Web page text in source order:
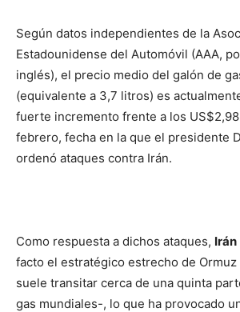
Según datos independientes de la
Estadounidense del Automóvil (AAA,
inglés), el precio medio del galón de
(equivalente a 3,7 litros) es
fuerte incremento frente a los
febrero, fecha en la que el presidente
ordenó ataques contra Irán.
Como respuesta a dichos ataques, Irán
facto el estratégico estrecho de
suele transitar cerca de una quinta
gas mundiales-, lo que ha provocado